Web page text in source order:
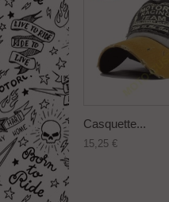
Casquette...
15,25 €